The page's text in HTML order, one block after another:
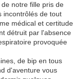
notre fille pris de
incontrôlés de tout
médical et certitude
détruit par l'absence
provoquée
de bip en tous
d'aventure vous